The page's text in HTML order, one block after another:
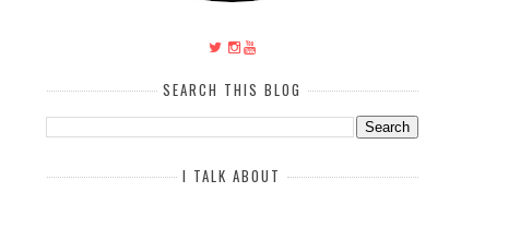
SEARCH THIS BLOG
I TALK ABOUT